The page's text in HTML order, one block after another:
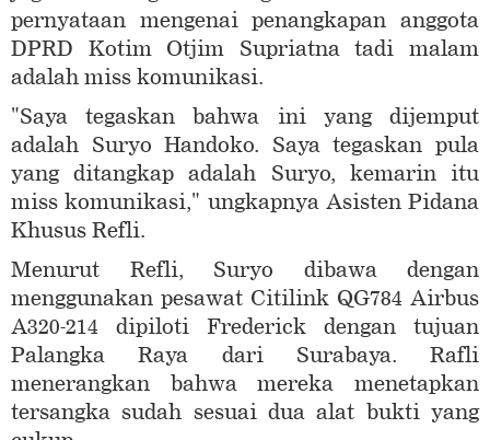
pernyataan mengenai penangkapan anggota
DPRD Kotim Otjim Supriatna tadi malam
adalah miss komunikasi.
"Saya tegaskan bahwa ini yang dijemput
adalah Suryo Handoko. Saya tegaskan pula
yang ditangkap adalah Suryo, kemarin itu
miss komunikasi," ungkapnya Asisten Pidana
Khusus Refli.
Menurut Refli, Suryo dibawa dengan
menggunakan pesawat Citilink QG784 Airbus
A320-214 dipiloti Frederick dengan tujuan
Palangka Raya dari Surabaya. Rafli
menerangkan bahwa mereka menetapkan
tersangka sudah sesuai dua alat bukti yang